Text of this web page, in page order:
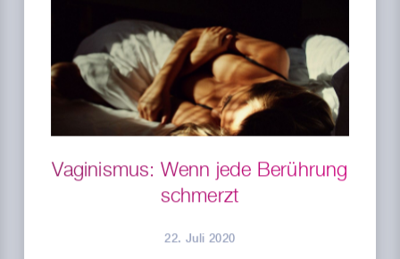
Vaginismus: Wenn jede Berührung
schmerzt
22. Juli 2020